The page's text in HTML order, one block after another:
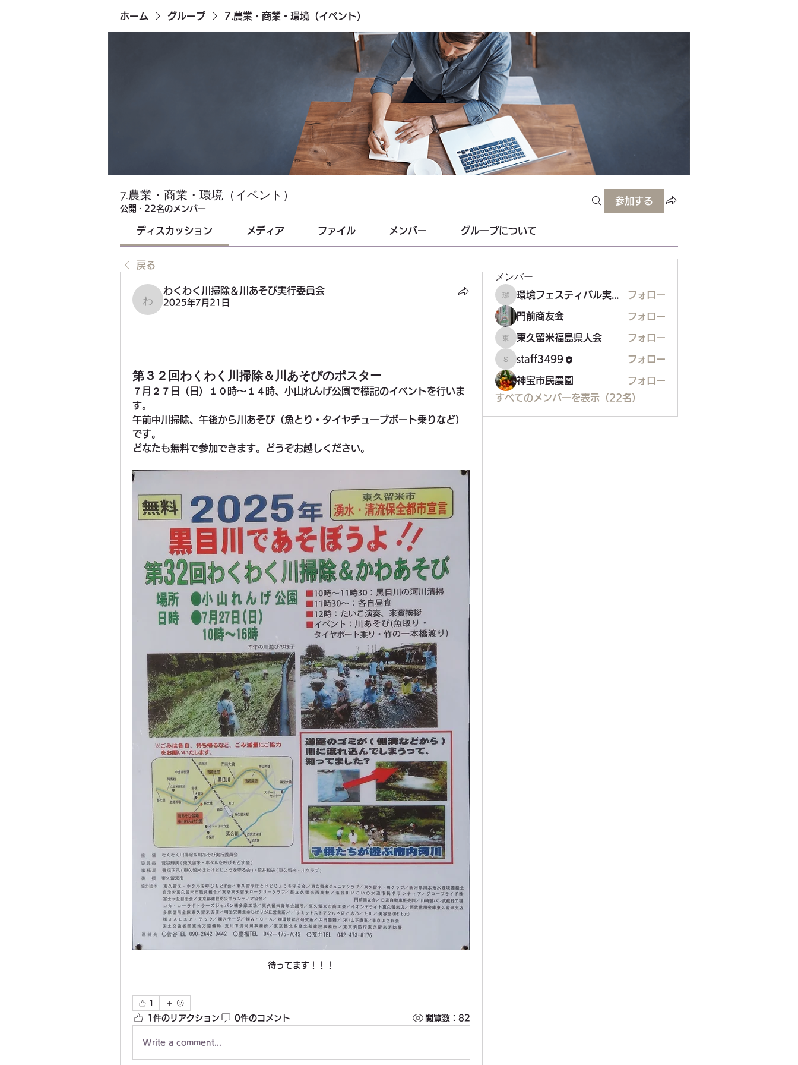
ホーム グループ 7.農業・商業・環境（イベント）
7.農業・商業・環境（イベント）
公開 · 22名のメンバー
参加する
ディスカッション メディア ファイル メンバー グループについて
戻る
わくわく川掃除＆川あそび実行委員会
わくわく川掃除＆川あそび実行委員会
2025年7月21日
第３２回わくわく川掃除＆川あそびのポスター
７月２７日（日）１０時～１４時、小山れんげ公園で標記のイベントを行いま
す。
午前中川掃除、午後から川あそび（魚とり・タイヤチューブボート乗りなど）
です。
どなたも無料で参加できます。どうぞお越しください。
待ってます！！！
1
1件のリアクション 0件のコメント 閲覧数：82
Write a comment...
メンバー
環境フェスティバル実行委員会
環境フェスティバル実行委員会 フォロー
門前商友会 フォロー
東久留米福島県人会
東久留米福島県人会 フォロー
staff3499
staff3499 フォロー
神宝市民農園
フォロー
すべてのメンバーを表示（22名）